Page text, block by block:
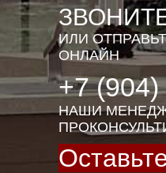
ИЛИ
ОНЛАЙН
+7 (904)
НАШИ